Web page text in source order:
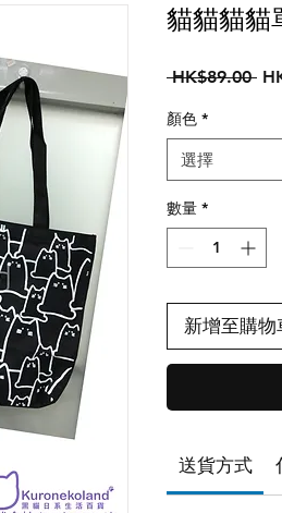
貓貓貓貓
HK$89.00 一
格
顏色 *
選擇
數量 *
新增至購物
送貨方式